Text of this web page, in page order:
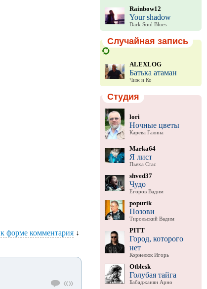
к форме комментария ↓
Rainbow12
Your shadow
Dark Soul Blues
Случайная запись
ALEXLOG
Батька атаман
Чиж и Ко
Студия
lori
Ночные цветы
Карева Галина
Marka64
Я лист
Пьеха Стас
shved37
Чудо
Егоров Вадим
popurik
Позови
Тирольский Вадим
PITT
Город, которого
нет
Корнелюк Игорь
Otblesk
Голубая тайга
Бабаджанян Арно